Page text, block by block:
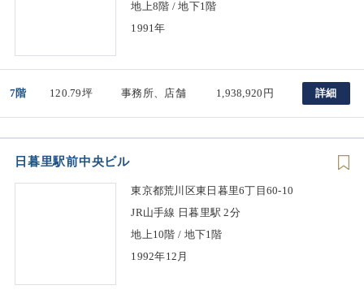
地上8階 / 地下1階
1991年
7階 120.79坪 事務所、店舗 1,938,920円 詳細
日暮里駅前中央ビル
東京都荒川区東日暮里6丁目60-10
JR山手線 日暮里駅 2分
地上10階 / 地下1階
1992年12月